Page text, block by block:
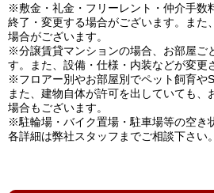
※敷金・礼金・フリーレント・仲介手数
終了・変更する場合がございます。ま
場合がございます。
※分譲賃貸マンションの場合、お部屋ご
す。また、設備・仕様・内装などが変更
※フロアー別やお部屋別でペット飼育や
また、建物自体が許可を出していても
場合もございます。
※駐輪場・バイク置場・駐車場等の空き
各詳細は弊社スタッフまでご相談下さい。